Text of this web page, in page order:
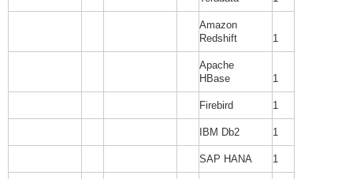
Amazon
Redshift
1
Apache
HBase
1
Firebird 1
IBM Db2 1
SAP HANA 1